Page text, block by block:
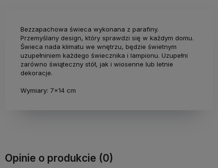
Bezzapachowa świeca wykonana z parafiny.
Przemyślany design, który sprawdzi się w każdym domu.
Świeca nada klimatu we wnętrzu, będzie świetnym
uzupełniniem każdego świecznika i lampionu. Uzupełni
zarówno świąteczny stół, jak i wiosenne lub letnie
dekoracje.
Wymiary: 7x14 cm
Opinie o produkcie (0)